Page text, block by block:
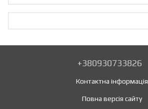
+380930733826
Контактна інформація
Повна версія сайту